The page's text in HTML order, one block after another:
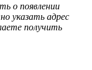
о появлении
указать адрес
получить